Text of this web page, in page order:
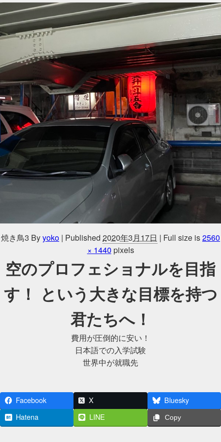
焼き鳥3 Byyoko | Published 2020年3月17日 | Full size is2560
× 1440 pixels
空のプロフェショナルを目指
す！ という大きな目標を持つ
君たちへ！
費用が圧倒的に安い！
日本語での入学試験
世界中が就職先
Facebook X
Bluesky
Hatena
LINE Copy